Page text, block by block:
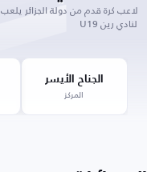
لاعب كرة قدم من دولة الجزائر يلعب
لنادي رين U19
الجناح الأيسر
المركز